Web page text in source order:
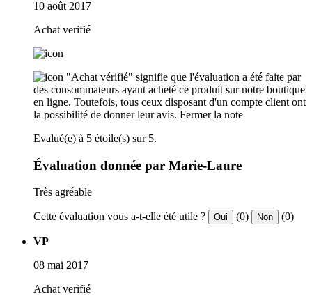
10 août 2017
Achat verifié
"Achat vérifié" signifie que l'évaluation a été faite par
des consommateurs ayant acheté ce produit sur notre boutique
en ligne. Toutefois, tous ceux disposant d'un compte client ont
la possibilité de donner leur avis. Fermer la note
Evalué(e) à 5 étoile(s) sur 5.
Évaluation donnée par Marie-Laure
Très agréable
Cette évaluation vous a-t-elle été utile ? Oui (0) Non (0)
VP
08 mai 2017
Achat verifié